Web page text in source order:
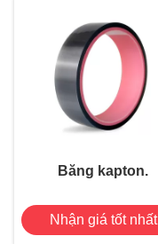
Băng kapton.
Nhận giá tốt nhất